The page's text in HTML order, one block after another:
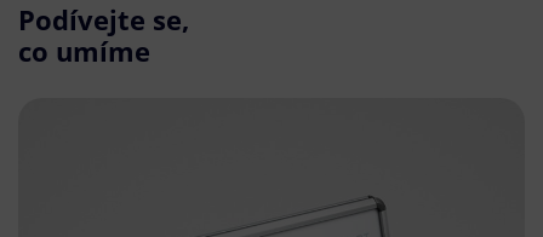
Podívejte se,
co umíme